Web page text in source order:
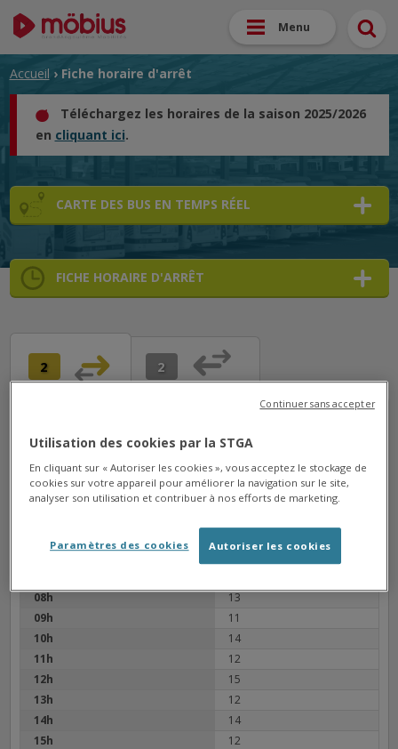
Menu
Accueil › Fiche horaire d'arrêt
Téléchargez les horaires de la saison 2025/2026
en cliquant ici.
CARTE DES BUS EN TEMPS RÉEL
FICHE HORAIRE D'ARRÊT
2 ➜
➜ 2 ➜
➜
Direction La Couronne Gallands
Prochain bus à : 06h33
Bus suivants à :07h22, 08h13, 09h11
06h
08h
13
09h
11
10h
14
11h
12
12h
15
13h
12
14h
14
15h
12
Utilisation des cookies par la STGA
En cliquant sur « Autoriser les cookies », vous acceptez le stockage de
cookies sur votre appareil pour améliorer la navigation sur le site,
analyser son utilisation et contribuer à nos efforts de marketing.
Autoriser les cookies
Paramètres des cookies
Continuer sans accepter